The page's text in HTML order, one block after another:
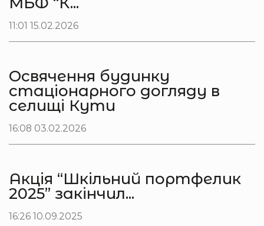
11:01 15.02.2026
Освячення будинку
стаціонарного догляду в
селищі Кути
16:08 03.02.2026
Акція “Шкільний портфелик
2025” закінчил...
16:26 10.09.2025